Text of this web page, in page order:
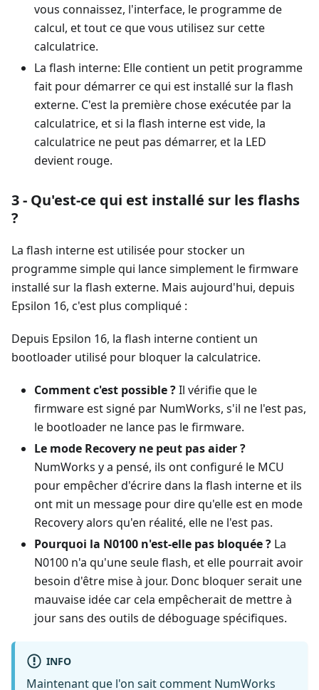
vous connaissez, l'interface, le programme de
calcul, et tout ce que vous utilisez sur cette
calculatrice.
La flash interne: Elle contient un petit programme
fait pour démarrer ce qui est installé sur la flash
externe. C'est la première chose exécutée par la
calculatrice, et si la flash interne est vide, la
calculatrice ne peut pas démarrer, et la LED
devient rouge.
3 - Qu'est-ce qui est installé sur les flashs
?
La flash interne est utilisée pour stocker un
programme simple qui lance simplement le firmware
installé sur la flash externe. Mais aujourd'hui, depuis
Epsilon 16, c'est plus compliqué :
Depuis Epsilon 16, la flash interne contient un
bootloader utilisé pour bloquer la calculatrice.
Comment c'est possible ?Il vérifie que le
firmware est signé par NumWorks, s'il ne l'est pas,
le bootloader ne lance pas le firmware.
Le mode Recovery ne peut pas aider ?
NumWorks y a pensé, ils ont configuré le MCU
pour empêcher d'écrire dans la flash interne et ils
ont mit un message pour dire qu'elle est en mode
Recovery alors qu'en réalité, elle ne l'est pas.
Pourquoi la N0100 n'est-elle pas bloquée ? La
N0100 n'a qu'une seule flash, et elle pourrait avoir
besoin d'être mise à jour. Donc bloquer serait une
mauvaise idée car cela empêcherait de mettre à
jour sans des outils de déboguage spécifiques.
INFO
Maintenant que l'on sait comment NumWorks